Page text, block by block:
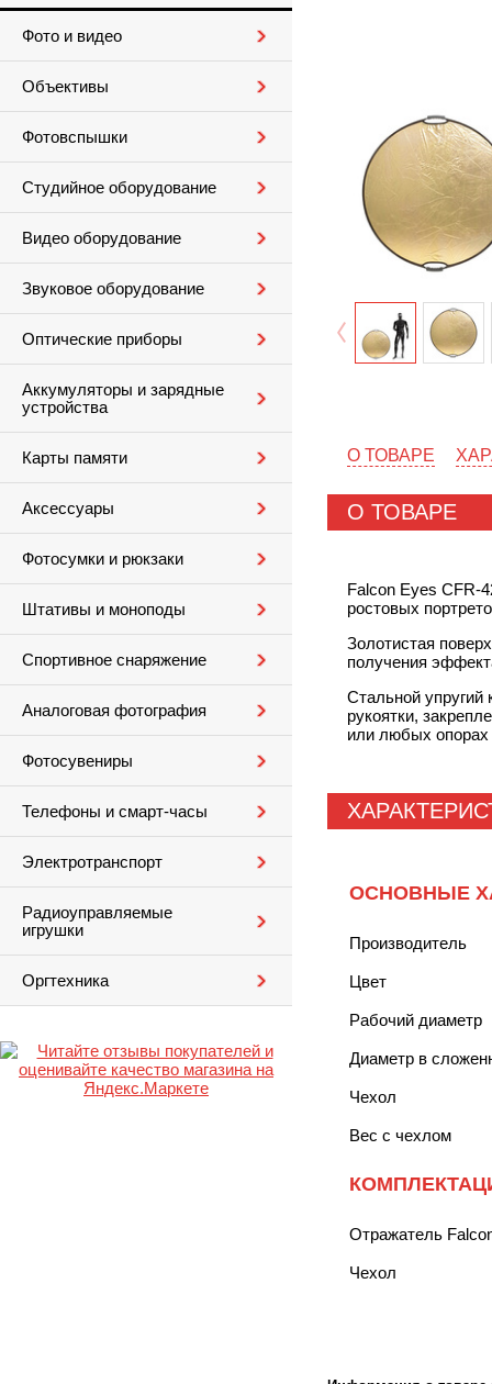
Фото и видео
Объективы
Фотовспышки
Студийное оборудование
Видео оборудование
Звуковое оборудование
Оптические приборы
Аккумуляторы и зарядные
устройства
Карты памяти
Аксессуары
Фотосумки и рюкзаки
Штативы и моноподы
Спортивное снаряжение
Аналоговая фотография
Фотосувениры
Телефоны и смарт-часы
Электротранспорт
Радиоуправляемые
игрушки
Оргтехника
О ТОВАРЕ
О ТОВАРЕ
Falcon Eyes CFR-
ростовых
Золотистая
получения
Стальной
рукоятки,
или любых опорах
ОСНОВНЫЕ
Производитель
Цвет
Рабочий диаметр
Диаметр в
Чехол
Вес с чехлом
Отражатель
Чехол